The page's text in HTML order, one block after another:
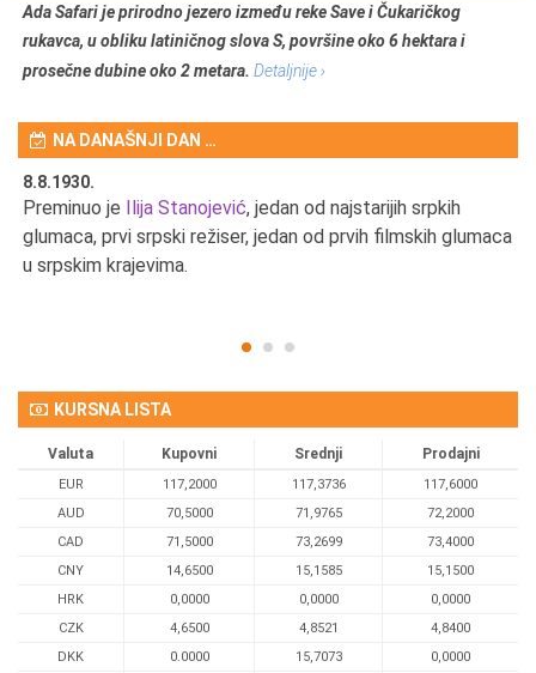
Ada Safari je prirodno jezero između reke Save i Čukaričkog
rukavca, u obliku latiničnog slova S, površine oko 6 hektara i
prosečne dubine oko 2 metara. Detaljnije ›
NA DANAŠNJI DAN …
8.8.1930.
Preminuo je Ilija Stanojević, jedan od najstarijih srpkih
glumaca, prvi srpski režiser, jedan od prvih filmskih glumaca
u srpskim krajevima.
KURSNA LISTA
Valuta Kupovni Srednji Prodajni
EUR 117,2000 117,3736
117,6000
AUD
70,5000 71,9765
72,2000
CAD
71,5000 73,2699
73,4000
CNY
14,6500 15,1585
15,1500
HRK
0,0000 0,0000
0,0000
CZK
4,6500 4,8521
4,8400
DKK
0.0000 15,7073 0,0000